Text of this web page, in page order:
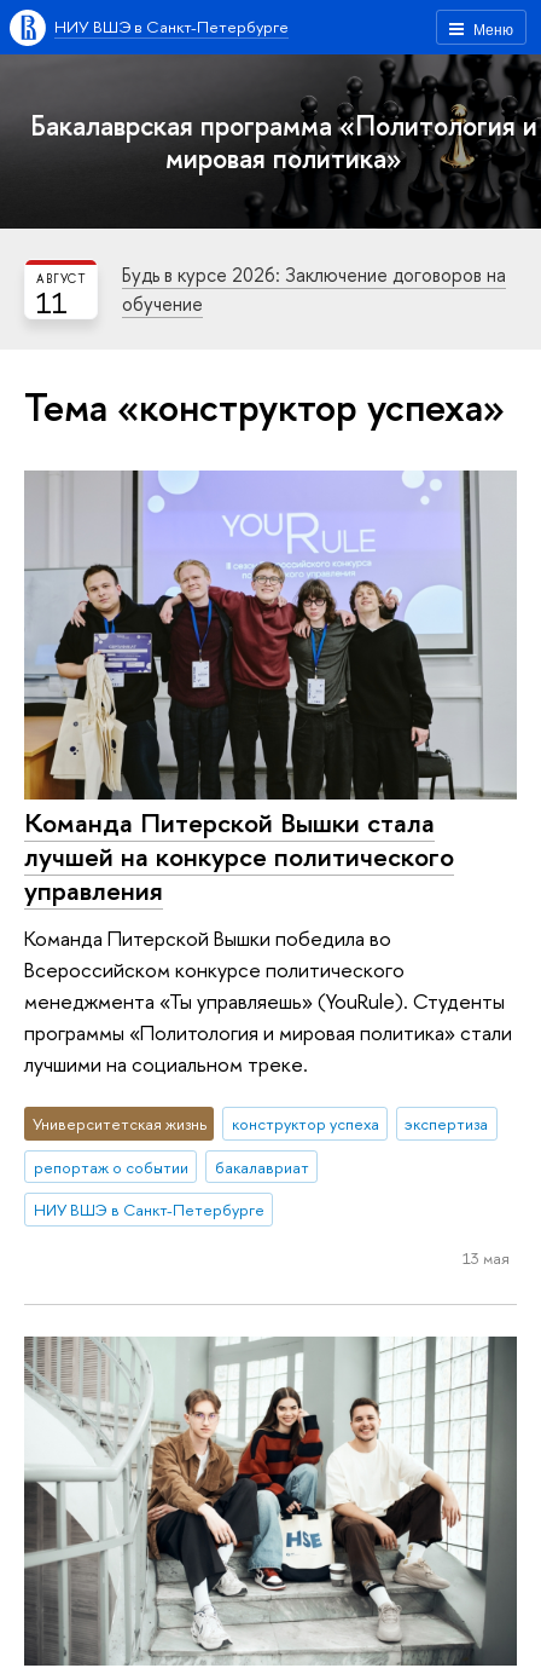
Меню
НИУ ВШЭ в Санкт-Петербурге
Бакалаврская программа «Политология и
мировая политика»
11
АВГУСТ
Будь в курсе 2026: Заключение договоров на
обучение
Тема «конструктор успеха»
Команда Питерской Вышки стала
лучшей на конкурсе политического
управления
Команда Питерской Вышки победила во
Всероссийском конкурсе политического
менеджмента «Ты управляешь» (YouRule). Студенты
программы «Политология и мировая политика» стали
лучшими на социальном треке.
Университетская жизнь конструктор успеха
экспертиза
репортаж о событии
бакалавриат
НИУ ВШЭ в Санкт-Петербурге
13 мая